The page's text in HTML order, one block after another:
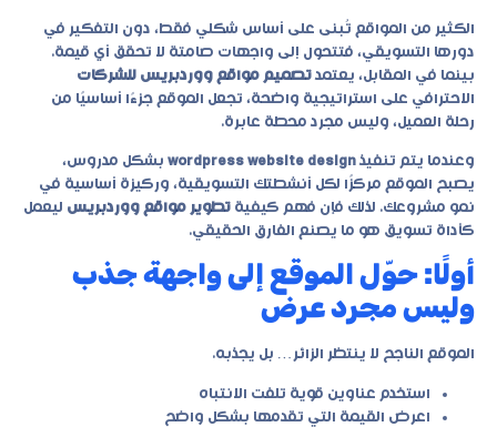
الكثير من المواقع تُبنى على أساس شكلي فقط، دون التفكير في
دورها التسويقي، فتتحول إلى واجهات صامتة لا تحقق أي قيمة.
بينما في المقابل، يعتمد تصميم مواقع ووردبريس للشركات
الاحترافي على استراتيجية واضحة، تجعل الموقع جزءًا أساسيًا من
رحلة العميل، وليس مجرد محطة عابرة.
وعندما يتم تنفيذ wordpress website design بشكل مدروس،
يصبح الموقع مركزًا لكل أنشطتك التسويقية، وركيزة أساسية في
نمو مشروعك. لذلك فإن فهم كيفية تطوير مواقع ووردبريس ليعمل
كأداة تسويق هو ما يصنع الفارق الحقيقي.
أولًا: حوّل الموقع إلى واجهة جذب
وليس مجرد عرض
الموقع الناجح لا ينتظر الزائر… بل يجذبه.
استخدم عناوين قوية تلفت الانتباه
اعرض القيمة التي تقدمها بشكل واضح